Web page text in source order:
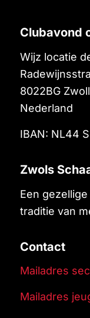
Clubavond
Wijz locatie
8022BG
Nederland
IBAN: NL44
Zwols
Een
traditie van
Contact
Mailadres
Mailadres